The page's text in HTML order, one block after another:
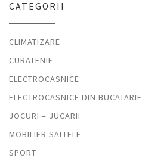
CATEGORII
CLIMATIZARE
CURATENIE
ELECTROCASNICE
ELECTROCASNICE DIN BUCATARIE
JOCURI – JUCARII
MOBILIER SALTELE
SPORT